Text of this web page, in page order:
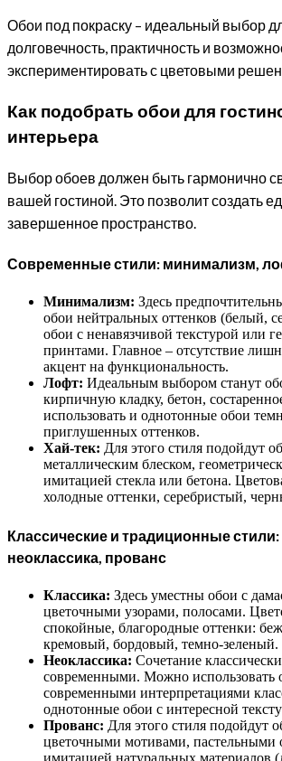
Обои под покраску – идеальный выбор
долговечность, практичность и
экспериментировать с цветовыми
Как подобрать обои для
интерьера
Выбор обоев должен быть гармонично
вашей гостиной. Это позволит создать
завершенное пространство.
Современные стили: минимализм,
Минимализм: Здесь
обои нейтральных оттенков (белый,
обои с ненавязчивой текстурой или
принтами. Главное – отсутствие
акцент на функциональность.
Лофт: Идеальным выбором станут
кирпичную кладку, бетон,
использовать и однотонные обои
приглушенных оттенков.
Хай-тек: Для этого стиля подойдут
металлическим блеском,
имитацией стекла или бетона.
холодные оттенки, серебристый,
Классические и традиционные стили:
неоклассика, прованс
Классика: Здесь уместны обои с
цветочными узорами, полосами.
спокойные, благородные оттенки:
кремовый, бордовый, темно-зеленый.
Неоклассика: Сочетание
современными. Можно использовать
современными интерпретациями
однотонные обои с интересной
Прованс: Для этого стиля подойдут
цветочными мотивами, пастельными
имитацией натуральных материалов